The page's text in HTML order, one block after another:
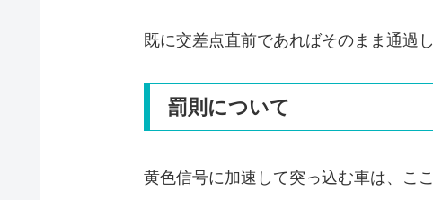
既に交差点直前であればそのまま通過
罰則について
黄色信号に加速して突っ込む車は、こ